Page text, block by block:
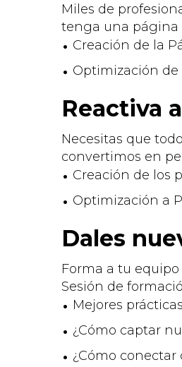
Miles de
tenga una página
Creación de la
Optimización de
Reactiva
Necesitas que
convertimos en
Creación de los
Optimización a
Dales
Forma a tu
Sesión de
Mejores
¿Cómo captar
¿Cómo